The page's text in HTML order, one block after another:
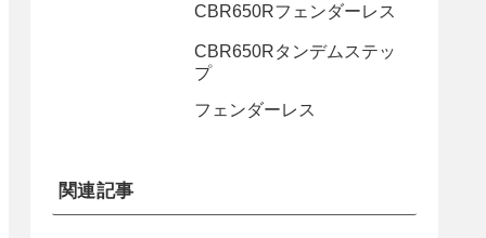
CBR650Rフェンダーレス
CBR650Rタンデムステッ
プ
フェンダーレス
関連記事